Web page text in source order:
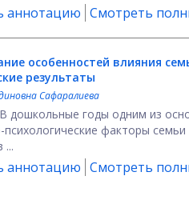
аннотацию Смотреть
особенностей влияния
результаты
Сафаралиева
дошкольные годы одним из
психологические факторы
...
аннотацию Смотреть